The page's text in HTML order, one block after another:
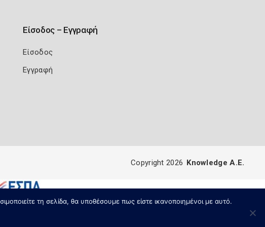
Είσοδος – Εγγραφή
Είσοδος
Εγγραφή
τη σελίδα, θα υποθέσουμε πως είστε ικανοποιημένοι με αυτό.
Copyright 2026 Knowledge A.E.